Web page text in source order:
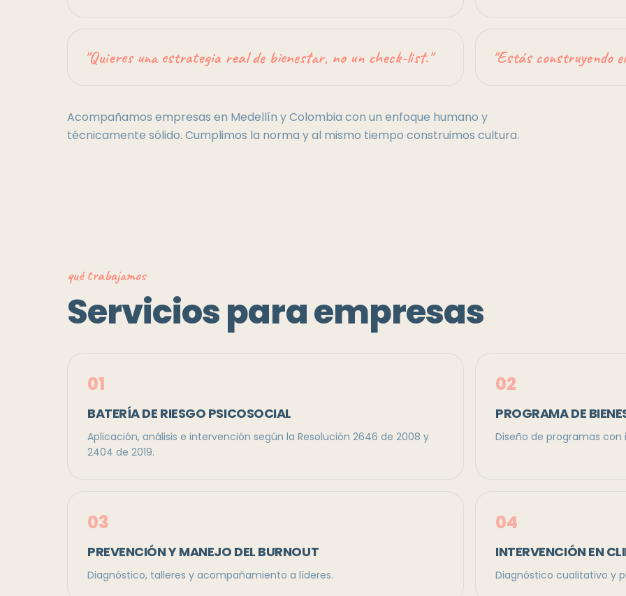
"Quieres una estrategia real de bienestar, no un check-list." "Estás construyendo
Acompañamos empresas en Medellín y Colombia con un enfoque humano y
técnicamente sólido. Cumplimos la norma y al mismo tiempo construimos cultura.
qué trabajamos
Servicios para empresas
01
BATERÍA DE RIESGO PSICOSOCIAL
Aplicación, análisis e intervención según la Resolución 2646 de 2008 y
2404 de 2019.
02
PROGRAMA DE
Diseño de programas
03
PREVENCIÓN Y MANEJO DEL BURNOUT
Diagnóstico, talleres y acompañamiento a líderes.
04
INTERVENCIÓN EN
Diagnóstico cualitativo y